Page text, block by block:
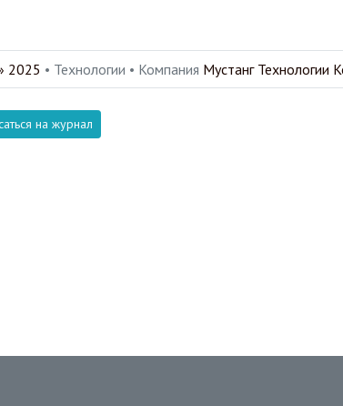
2025 • Технологии • Компания Мустанг Технологии
на журнал